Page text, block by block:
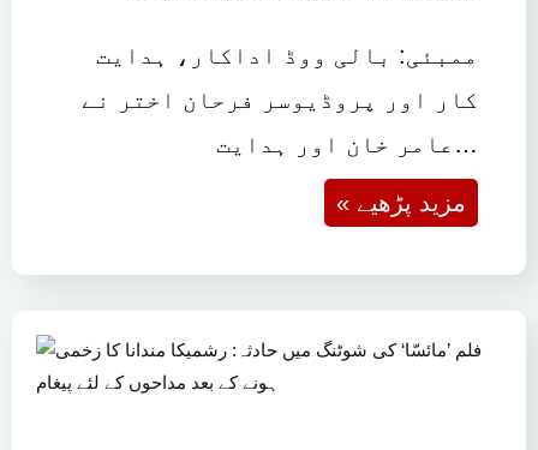
ممبئی: بالی ووڈ اداکار، ہدایت
کار اور پروڈیوسر فرحان اختر نے
عامر خان اور ہدایت…
« مزید پڑھیے